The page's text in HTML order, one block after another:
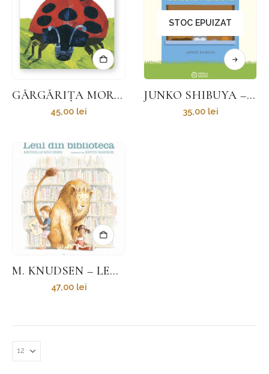
GĂRGĂRIȚA MOROCĂNOASĂ
45,00 lei
STOC EPUIZAT
JUNKO SHIBUYA – BIROUL DE OBIECTE PIERDUTE
35,00 lei
M. KNUDSEN – LEUL DIN BIBLIOTECĂ
47,00 lei